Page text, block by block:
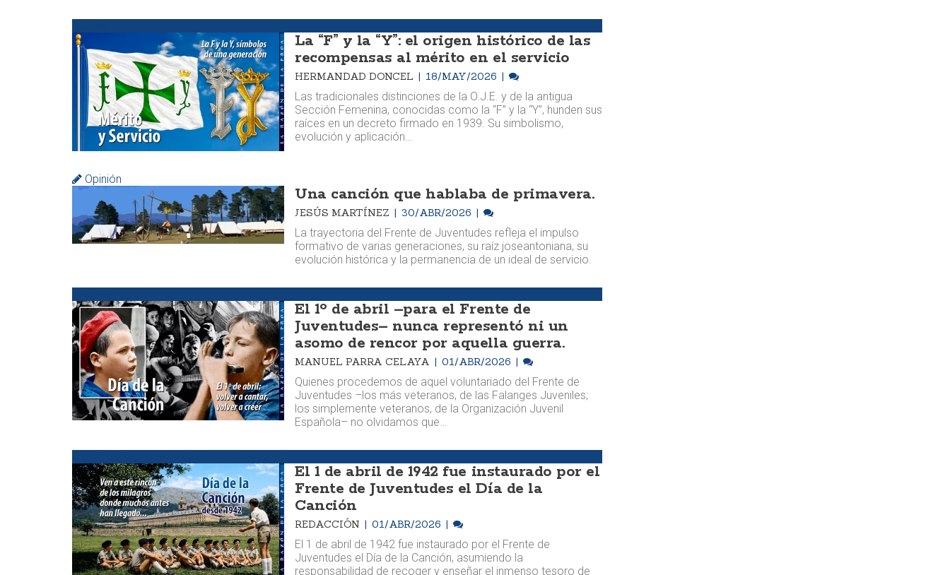
La “F” y la “Y”: el origen histórico de las
recompensas al mérito en el servicio
HERMANDAD DONCEL 18/MAY/2026
Las tradicionales distinciones de la O.J.E. y de la antigua
Sección Femenina, conocidas como la “F” y la “Y”, hunden sus
raíces en un decreto firmado en 1939. Su simbolismo,
evolución y aplicación…
Opinión
Una canción que hablaba de primavera.
JESÚS MARTÍNEZ 30/ABR/2026
La trayectoria del Frente de Juventudes refleja el impulso
formativo de varias generaciones, su raíz joseantoniana, su
evolución histórica y la permanencia de un ideal de servicio.
El 1º de abril –para el Frente de
Juventudes– nunca representó ni un
asomo de rencor por aquella guerra.
MANUEL PARRA CELAYA 01/ABR/2026
Quienes procedemos de aquel voluntariado del Frente de
Juventudes –los más veteranos, de las Falanges Juveniles;
los simplemente veteranos, de la Organización Juvenil
Española– no olvidamos que…
El 1 de abril de 1942 fue instaurado por el
Frente de Juventudes el Día de la
Canción
REDACCIÓN 01/ABR/2026
El 1 de abril de 1942 fue instaurado por el Frente de
Juventudes el Día de la Canción, asumiendo la
responsabilidad de recoger y enseñar el inmenso tesoro de